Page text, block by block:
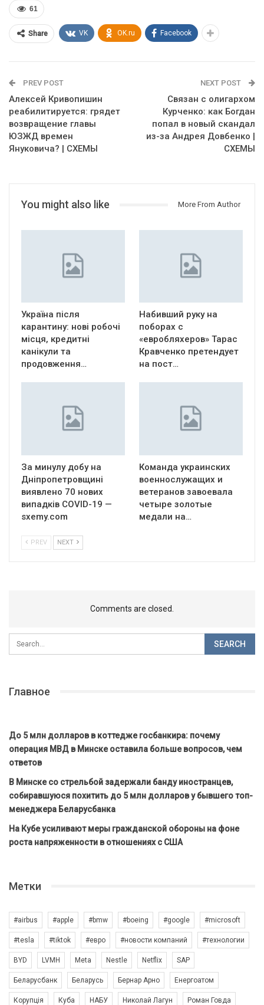
61
Share VK OK.ru Facebook
PREV POST
Алексей Кривопишин
реабилитируется: грядет
возвращение главы
ЮЗЖД времен
Януковича? | СХЕМЫ
NEXT POST
Связан с олигархом
Курченко: как Богдан
попал в новый скандал
из-за Андрея Довбенко |
СХЕМЫ
You might also like More From Author
Україна після
карантину: нові робочі
місця, кредитні
канікули та
продовження…
Набивший руку на
поборах с
«евробляхеров» Тарас
Кравченко претендует
на пост…
За минулу добу на
Дніпропетровщині
виявлено 70 нових
випадків COVID-19 —
sxemy.com
Команда украинских
военнослужащих и
ветеранов завоевала
четыре золотые
медали на…
PREV NEXT
Comments are closed.
Главное
До 5 млн долларов в коттедже госбанкира: почему
операция МВД в Минске оставила больше вопросов, чем
ответов
В Минске со стрельбой задержали банду иностранцев,
собиравшуюся похитить до 5 млн долларов у бывшего топ-
менеджера Беларусбанка
На Кубе усиливают меры гражданской обороны на фоне
роста напряженности в отношениях с США
Метки
#airbus #apple #bmw #boeing #google #microsoft
#tesla #tiktok #евро #новости компаний #технологии
BYD LVMH Meta Nestle Netflix SAP
Беларусбанк Беларусь Бернар Арно Енергоатом
Корупція Куба НАБУ Николай Лагун Роман Говда